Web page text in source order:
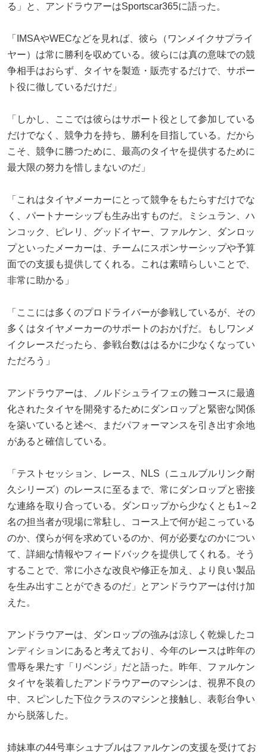
る」と、アンドラウアーはSportscar365に語った。
「IMSAやWECなどを見れば、彼ら（ワンメイクサプライ
ヤー）は常に勝利を収めている。彼らには真の意味での競
争相手はおらず、タイヤを製造・販売するだけで、サポー
ト役に徹しているだけだ」
「しかし、ここでは彼らはサポート役として参加している
だけでなく、競争力を持ち、勝利を目指している。だから
こそ、競争に勝つために、最高のタイヤを提供するために
最大限の努力を惜しまないのだ」
「これはタイヤメーカーにとって競争をもたらすだけでな
く、パートナーシップも生み出すものだ。ミシュラン、ハ
ンコック、ピレリ、グッドイヤー、ファルケン、ダンロッ
プといったメーカーは、チームにスポンサーシップや予算
面での支援も提供してくれる。これは素晴らしいことで、
非常に助かる」
「ここには多くのプロドライバーが参戦しているが、その
多くはタイヤメーカーのサポートのおかげだ。もしワンメ
イクレースだったら、参戦台数ははるかに少なくなってい
ただろう」
アンドラウアーは、ノルドシュライフェの難コースに最適
化されたタイヤを開発するためにダンロップと緊密な関係
を築いていると述べ、まだパフォーマンスを引き出す余地
があると確信している。
「テストセッション、レース、NLS（ニュルブルリンク耐
久シリーズ）のレースに至るまで、常にダンロップと密接
な連絡を取り合っている。ダンロップから少なくとも1～2
名の担当者が現場に常駐し、コース上で何が起こっている
のか、僕らが何を求めているのか、何が必要なのかについ
て、詳細な情報やフィードバックを提供してくれる。そう
することで、常に小さな改良や修正を加え、より良い製品
を生み出すことができるのだ」とアンドラウアーは付け加
えた。
アンドラウアーは、ダンロップの強みは涼しく乾燥したコ
ンディションにあると考えており、今年のレースは昨年の
雪辱を果たす「リベンジ」だと語った。昨年、ファルケン
タイヤを装着したアンドラウアーのマシンは、視界不良の
中、スピンした下位クラスのマシンと接触し、表彰台争い
から脱落した。
姉妹車の44号車シュナブルはファルケンの支援を受けてお